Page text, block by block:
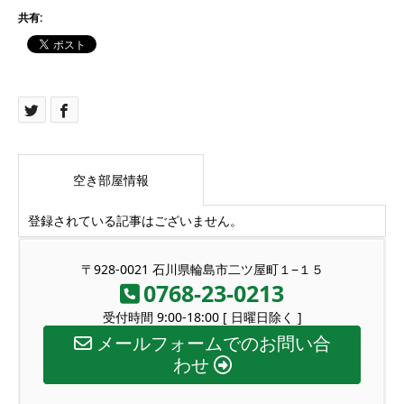
共有:
空き部屋情報
登録されている記事はございません。
〒928-0021 石川県輪島市二ツ屋町１−１５
0768-23-0213
受付時間 9:00-18:00 [ 日曜日除く ]
メールフォームでのお問い合
わせ